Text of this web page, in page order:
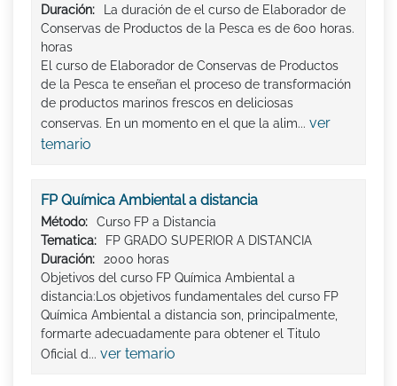
Duración:
La duración de el curso de Elaborador de
Conservas de Productos de la Pesca es de 600 horas.
horas
El curso de Elaborador de Conservas de Productos
de la Pesca te enseñan el proceso de transformación
de productos marinos frescos en deliciosas
conservas. En un momento en el que la alim... ver
temario
FP Química Ambiental a distancia
Método:
Curso FP a Distancia
Tematica:
FP GRADO SUPERIOR A DISTANCIA
Duración:
2000 horas
Objetivos del curso FP Química Ambiental a
distancia:Los objetivos fundamentales del curso FP
Química Ambiental a distancia son, principalmente,
formarte adecuadamente para obtener el Titulo
Oficial d... ver temario